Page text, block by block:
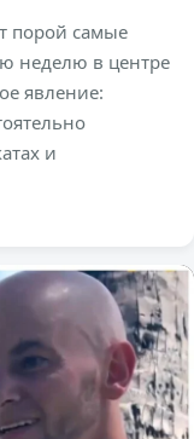
порой самые
неделю в центре
явление:
и